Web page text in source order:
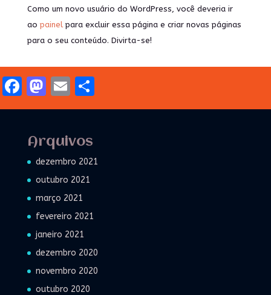
Como um novo usuário do WordPress, você deveria ir
ao painelpara excluir essa página e criar novas páginas
para o seu conteúdo. Divirta-se!
Facebook
Mastodon
Email
Arquivos
dezembro 2021
outubro 2021
março 2021
fevereiro 2021
janeiro 2021
dezembro 2020
novembro 2020
outubro 2020